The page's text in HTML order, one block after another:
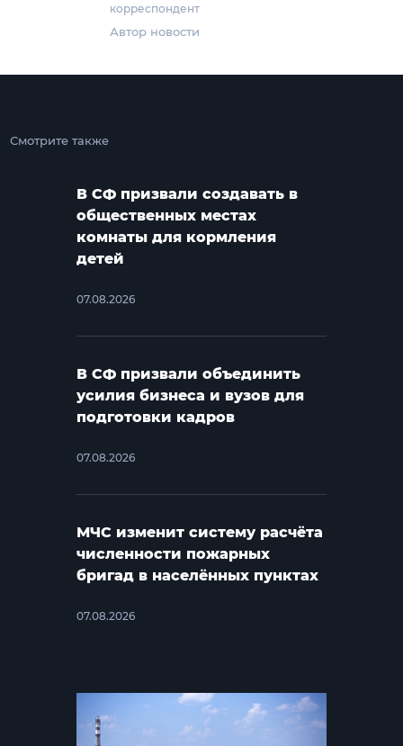
корреспондент
Автор новости
Смотрите также
В СФ призвали создавать в
общественных местах
комнаты для кормления
детей
07.08.2026
В СФ призвали объединить
усилия бизнеса и вузов для
подготовки кадров
07.08.2026
МЧС изменит систему расчёта
численности пожарных
бригад в населённых пунктах
07.08.2026